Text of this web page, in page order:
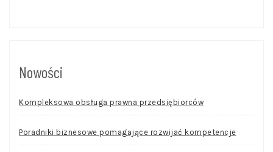
Nowości
Kompleksowa obsługa prawna przedsiębiorców
Poradniki biznesowe pomagające rozwijać kompetencje